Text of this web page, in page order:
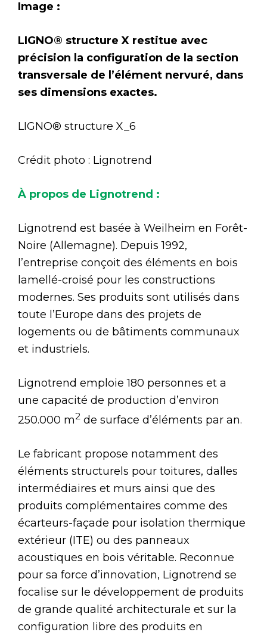
Image :
LIGNO® structure X restitue avec
précision la configuration de la section
transversale de l’élément nervuré, dans
ses dimensions exactes.
LIGNO® structure X_6
Crédit photo : Lignotrend
À propos de Lignotrend :
Lignotrend est basée à Weilheim en Forêt-
Noire (Allemagne). Depuis 1992,
l’entreprise conçoit des éléments en bois
lamellé-croisé pour les constructions
modernes. Ses produits sont utilisés dans
toute l’Europe dans des projets de
logements ou de bâtiments communaux
et industriels.
Lignotrend emploie 180 personnes et a
une capacité de production d’environ
250.000 m2 de surface d’éléments par an.
Le fabricant propose notamment des
éléments structurels pour toitures, dalles
intermédiaires et murs ainsi que des
produits complémentaires comme des
écarteurs-façade pour isolation thermique
extérieur (ITE) ou des panneaux
acoustiques en bois véritable. Reconnue
pour sa force d’innovation, Lignotrend se
focalise sur le développement de produits
de grande qualité architecturale et sur la
configuration libre des produits en